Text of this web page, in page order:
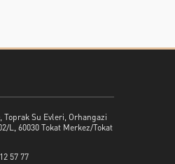
Toprak Su Evleri, Orhangazi
L, 60030 Tokat Merkez/Tokat
57 77